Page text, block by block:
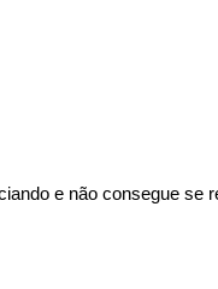
e não consegue se